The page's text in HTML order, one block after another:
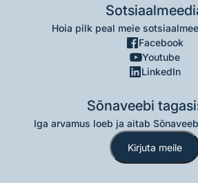
Hoia pilk peal meie
Facebook
Youtube
LinkedIn
Sõnaveebi
Iga arvamus loeb ja aitab
Kirjuta meile